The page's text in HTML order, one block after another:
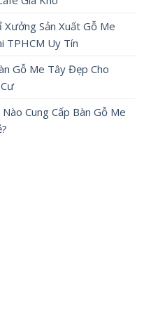
Xưởng Sản Xuất Gỗ Me
TPHCM Uy Tín
Gỗ Me Tây Đẹp Cho
Cung Cấp Bàn Gỗ Me